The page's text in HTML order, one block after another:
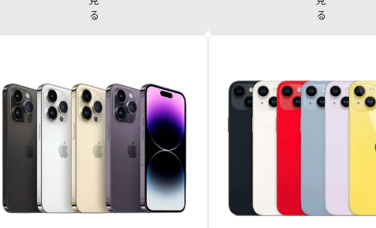
iPhone15 Pro 512GB
¥143,000
iPhone15 Pro 256GB
¥133,000
iPhone15 Pro 128GB
¥123,000
iPhone15 Plus 256GB
iPhone15 Plus 128GB